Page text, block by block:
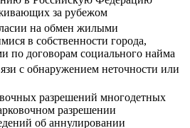
за рубежом
на обмен жилыми
в собственности города,
по договорам социального найма
с обнаружением неточности или
разрешений многодетных
разрешении
об аннулировании